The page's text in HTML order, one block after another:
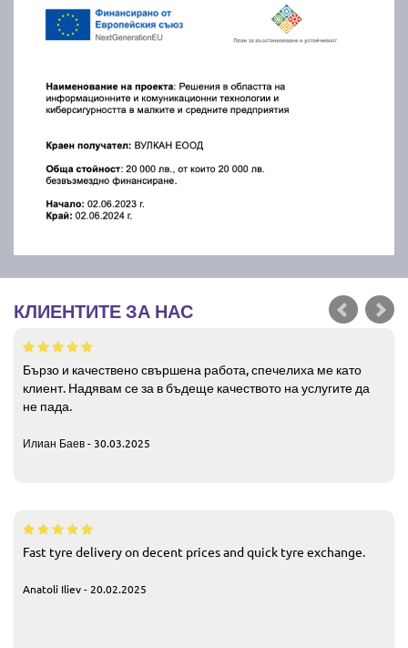
КЛИЕНТИТЕ ЗА НАС
Бързо и качествено свършена работа, спечелиха ме като
клиент. Надявам се за в бъдеще качеството на услугите да
не пада.
Илиан Баев - 30.03.2025
Fast tyre delivery on decent prices and quick tyre exchange.
Anatoli Iliev - 20.02.2025